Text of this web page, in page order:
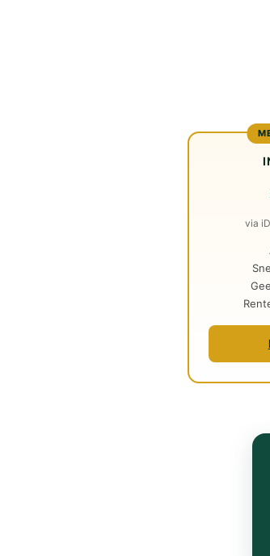
via